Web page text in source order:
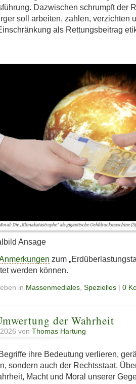
Dazwischen schrumpft der
soll arbeiten, zahlen, verzichten
als Rettungsbeitrag
Ansage
zum
werden können.
in Massenmediales, Spezielles | 0
der Wahrheit
von Thomas Hartung
ihre Bedeutung verlieren,
sondern auch der Rechtsstaat.
Macht und Moral unserer